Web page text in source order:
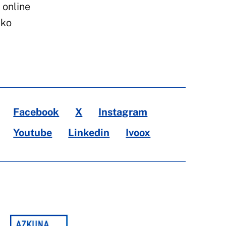
online
Facebook X
Instagram
Youtube
Linkedin Ivoox